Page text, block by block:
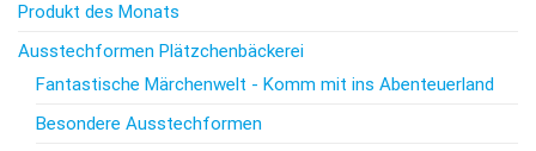
Produkt des Monats
Ausstechformen Plätzchenbäckerei
Fantastische Märchenwelt - Komm mit ins Abenteuerland
Besondere Ausstechformen